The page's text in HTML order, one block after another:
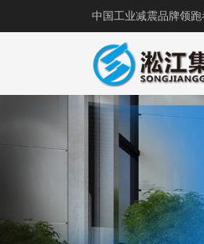
中国工业减震品牌领